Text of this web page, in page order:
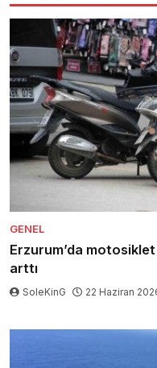
GENEL
Erzurum’da motosiklet
arttı
SoleKinG 22 Haziran